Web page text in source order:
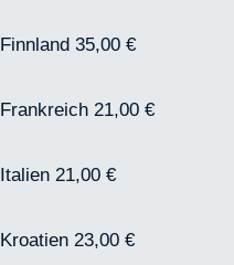
Finnland 35,00 €
Frankreich 21,00 €
Italien 21,00 €
Kroatien 23,00 €